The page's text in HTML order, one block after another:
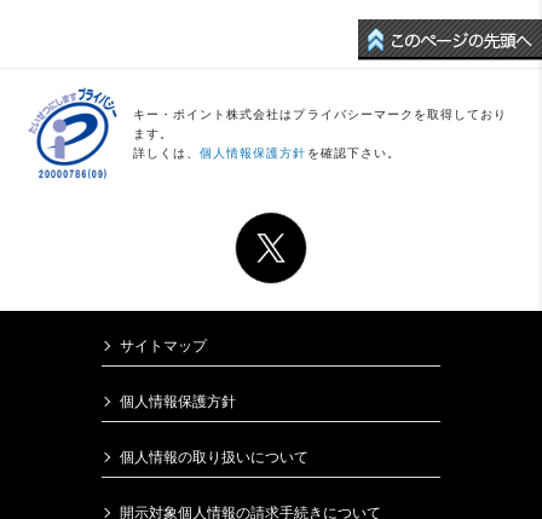
キー・ポイント株式会社はプライバシーマークを取得しており
ます。
詳しくは、個人情報保護方針 を確認下さい。
サイトマップ
個人情報保護方針
個人情報の取り扱いについて
開示対象個人情報の請求手続きについて